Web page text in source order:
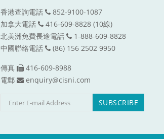
香港查詢電話
852-9100-1087
加拿大電話
416-609-8828 (10線)
北美洲免費長途電話
1-888-609-8828
中國聯絡電話
(86) 156 2502 9950
傳真
416-609-8988
電郵
enquiry@cisni.com